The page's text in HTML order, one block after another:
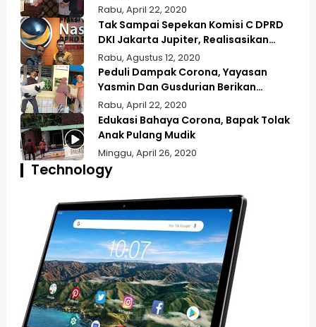
Rabu, April 22, 2020
Tak Sampai Sepekan Komisi C DPRD
DKI Jakarta Jupiter, Realisasikan
Aspirasi Masyarakat Duri Kepa Kebun
Jeruk
Rabu, Agustus 12, 2020
Peduli Dampak Corona, Yayasan
Yasmin Dan Gusdurian Berikan
Bansos Untuk Wilayah Pekojan
Rabu, April 22, 2020
Edukasi Bahaya Corona, Bapak Tolak
Anak Pulang Mudik
Minggu, April 26, 2020
Technology